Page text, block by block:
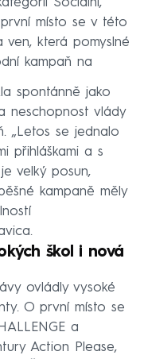
místo se v této
ven, která pomyslné
kampaň na
spontánně jako
neschopnost vlády
„Letos se jednalo
přihláškami a s
velký posun,
kampaně měly
škol i nová
ovládly vysoké
O první místo se
a
Action Please,